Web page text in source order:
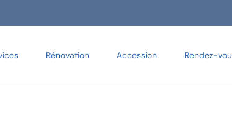
Rénovation Accession Rendez-